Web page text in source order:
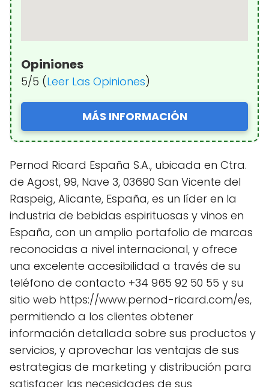
Opiniones
5/5 (Leer Las Opiniones)
MÁS INFORMACIÓN
Pernod Ricard España S.A., ubicada en Ctra.
de Agost, 99, Nave 3, 03690 San Vicente del
Raspeig, Alicante, España, es un líder en la
industria de bebidas espirituosas y vinos en
España, con un amplio portafolio de marcas
reconocidas a nivel internacional, y ofrece
una excelente accesibilidad a través de su
teléfono de contacto +34 965 92 50 55 y su
sitio web https://www.pernod-ricard.com/es,
permitiendo a los clientes obtener
información detallada sobre sus productos y
servicios, y aprovechar las ventajas de sus
estrategias de marketing y distribución para
satisfacer las necesidades de sus